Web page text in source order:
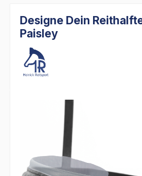
Designe Dein
Paisley